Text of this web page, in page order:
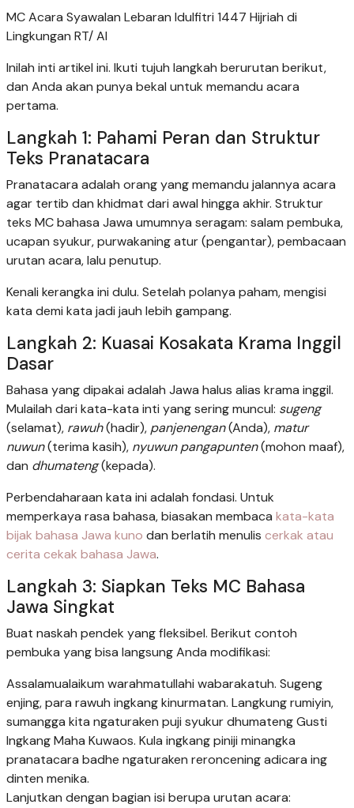
MC Acara Syawalan Lebaran Idulfitri 1447 Hijriah di
Lingkungan RT/ AI
Inilah inti artikel ini. Ikuti tujuh langkah berurutan berikut,
dan Anda akan punya bekal untuk memandu acara
pertama.
Langkah 1: Pahami Peran dan Struktur
Teks Pranatacara
Pranatacara adalah orang yang memandu jalannya acara
agar tertib dan khidmat dari awal hingga akhir. Struktur
teks MC bahasa Jawa umumnya seragam: salam pembuka,
ucapan syukur, purwakaning atur (pengantar), pembacaan
urutan acara, lalu penutup.
Kenali kerangka ini dulu. Setelah polanya paham, mengisi
kata demi kata jadi jauh lebih gampang.
Langkah 2: Kuasai Kosakata Krama Inggil
Dasar
Bahasa yang dipakai adalah Jawa halus alias krama inggil.
Mulailah dari kata-kata inti yang sering muncul: sugeng
(selamat), rawuh(hadir), panjenengan(Anda), matur
nuwun(terima kasih), nyuwun pangapunten(mohon maaf),
dan dhumateng(kepada).
Perbendaharaan kata ini adalah fondasi. Untuk
memperkaya rasa bahasa, biasakan membaca kata-kata
bijak bahasa Jawa kuno dan berlatih menulis cerkak atau
cerita cekak bahasa Jawa.
Langkah 3: Siapkan Teks MC Bahasa
Jawa Singkat
Buat naskah pendek yang fleksibel. Berikut contoh
pembuka yang bisa langsung Anda modifikasi:
Assalamualaikum warahmatullahi wabarakatuh. Sugeng
enjing, para rawuh ingkang kinurmatan. Langkung rumiyin,
sumangga kita ngaturaken puji syukur dhumateng Gusti
Ingkang Maha Kuwaos. Kula ingkang piniji minangka
pranatacara badhe ngaturaken reroncening adicara ing
dinten menika.
Lanjutkan dengan bagian isi berupa urutan acara: